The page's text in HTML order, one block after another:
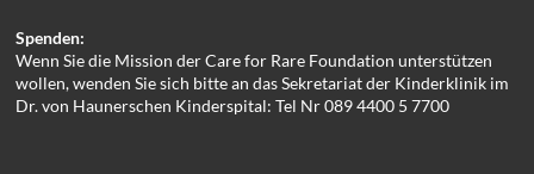
Spenden:
Wenn Sie die Mission der Care for Rare Foundation unterstützen
wollen, wenden Sie sich bitte an das Sekretariat der Kinderklinik im
Dr. von Haunerschen Kinderspital: Tel Nr 089 4400 5 7700